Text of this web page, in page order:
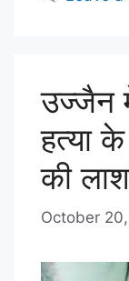
उज्जैन
हत्या के
की
October